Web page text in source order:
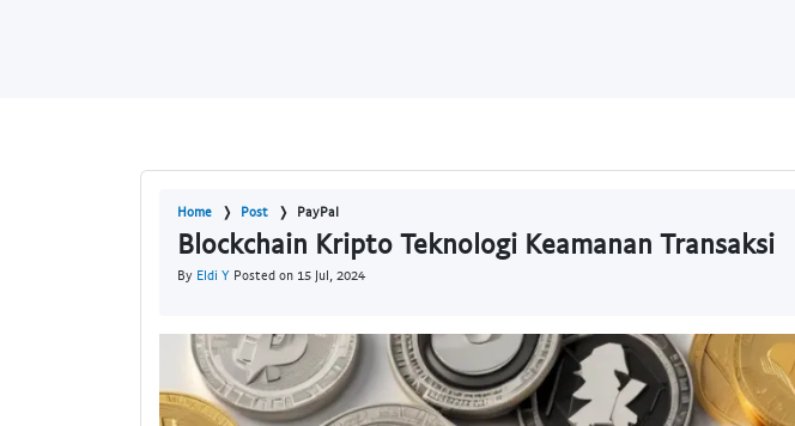
Home Post PayPal
Blockchain Kripto Teknologi Keamanan Transaksi
By Eldi Y Posted on 15 Jul, 2024